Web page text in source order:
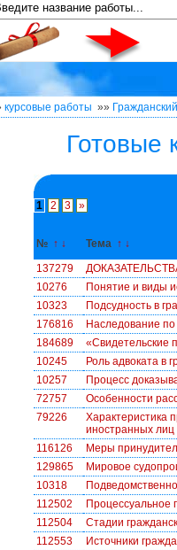
курсовые работы »»
Готовые
1 2 3 »
№ ↑ ↓ Тема ↑ ↓
137279
10276
Понятие и виды
10323
Подсудность в
176816
Наследование
184689
«Свидетельские
10245
Роль адвоката в
10257
Процесс
72757
Особенности
79226
Характеристика
иностранных лиц
116126
Меры
129865
Мировое
10318
112502
Процессуальное
112504
Стадии
112553
Источники